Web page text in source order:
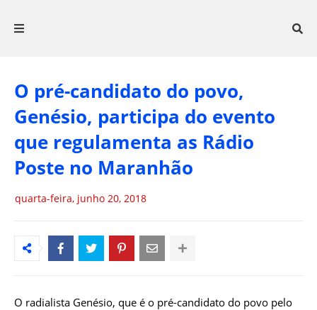
O pré-candidato do povo,
Genésio, participa do evento
que regulamenta as Rádio
Poste no Maranhão
quarta-feira, junho 20, 2018
O radialista Genésio, que é o pré-candidato do povo pelo